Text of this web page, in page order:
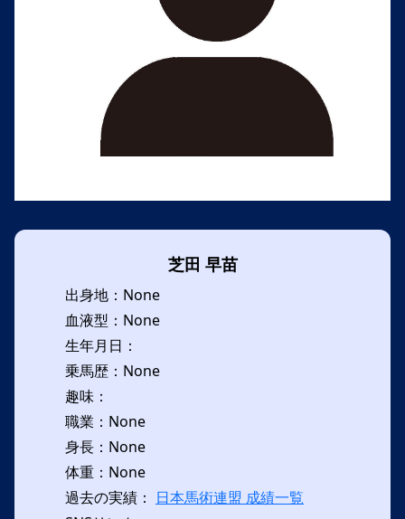
芝田 早苗
出身地：None
血液型：None
生年月日：
乗馬歴：None
趣味：
職業：None
身長：None
体重：None
過去の実績： 日本馬術連盟 成績一覧